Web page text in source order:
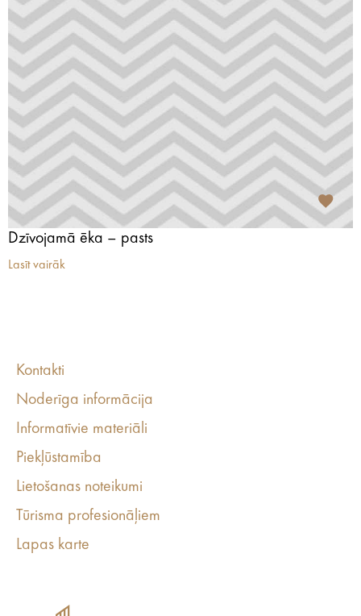
Dzīvojamā ēka – pasts
Lasīt vairāk
Kontakti
Noderīga informācija
Informatīvie materiāli
Piekļūstamība
Lietošanas noteikumi
Tūrisma profesionāļiem
Lapas karte